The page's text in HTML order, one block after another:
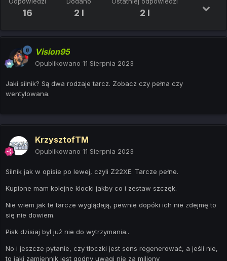
16 2 l 2 l
Vision95
Opublikowano 11 Sierpnia 2023
Jaki silnik? Są dwa rodzaje tarcz. Zobacz czy pełna czy
wentylowana.
KrzysztofTM
Opublikowano 11 Sierpnia 2023
Silnik jak w opisie po lewej, czyli Z22XE. Tarcze pełne.
Kupione mam kolejne klocki jakby co i zestaw szczęk.
Nie wiem jak te tarcze wyglądają, pewnie dopóki ich nie zdejmę to
się nie dowiem.
Pisk dzisiaj był już nie do wytrzymania..
No i jeszcze pytanie, czy tłoczki jest sens regenerować, a jeśli nie,
to jaki zamiennik jest godny uwagi nie za miliony